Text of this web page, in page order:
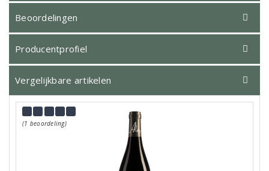
Beoordelingen
Producentprofiel
Vergelijkbare artikelen
(1 beoordeling)